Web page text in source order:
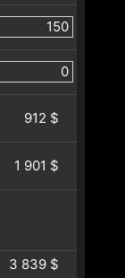
912 $
1 901 $
3 839 $